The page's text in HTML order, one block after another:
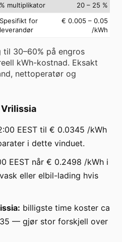
% multiplikator
20 – 25 %
Spesifikt for
leverandør
€ 0.005 – 0.05
/kWh
til 30–60% på engros
kWh-kostnad. Eksakt
nettoperatør og
EEST til € 0.0345 /kWh
i dette vinduet.
EEST når € 0.2498 /kWh i
eller elbil-lading hvis
billigste time koster ca
— gjør stor forskjell over